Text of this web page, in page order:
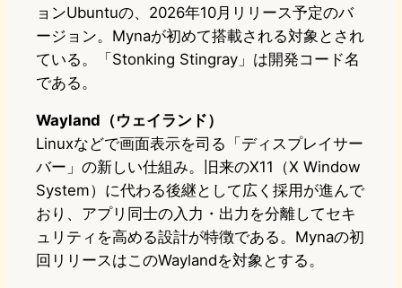
ョンUbuntuの、2026年10月リリース予定のバ
ージョン。Mynaが初めて搭載される対象とされ
ている。「Stonking Stingray」は開発コード名
である。
Wayland（ウェイランド）
Linuxなどで画面表示を司る「ディスプレイサー
バー」の新しい仕組み。旧来のX11（X Window
System）に代わる後継として広く採用が進んで
おり、アプリ同士の入力・出力を分離してセキ
ュリティを高める設計が特徴である。Mynaの初
回リリースはこのWaylandを対象とする。